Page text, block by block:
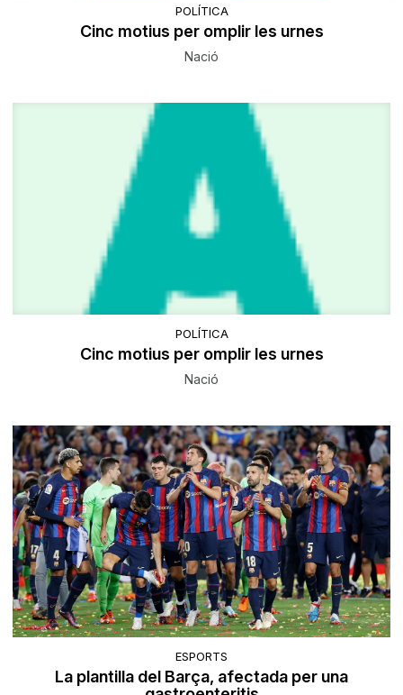
POLÍTICA
Cinc motius per omplir les urnes
Nació
POLÍTICA
Cinc motius per omplir les urnes
Nació
ESPORTS
La plantilla del Barça, afectada per una